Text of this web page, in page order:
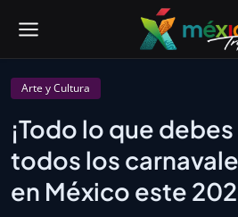
Arte y Cultura
¡Todo lo que
todos los
en México este